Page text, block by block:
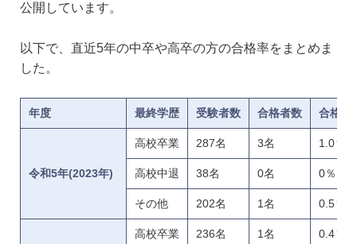
公開しています。
以下で、直近5年の中卒や高卒の方の合格率をまとめま
した。
年度 最終学歴 受験者数 合格者数 合格率
令和5年(2023年)
高校卒業 287名 3名 1.0％
高校中退 38名 0名 0％
その他 202名 1名 0.5％
高校卒業 236名 1名 0.4％